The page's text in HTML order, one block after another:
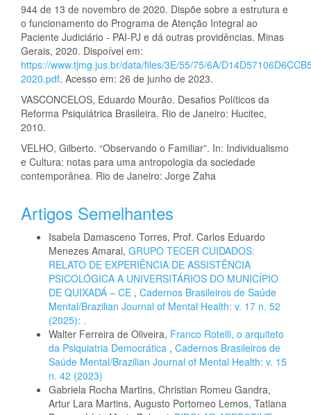
944 de 13 de novembro de 2020. Dispõe sobre a estrutura e
o funcionamento do Programa de Atenção Integral ao
Paciente Judiciário - PAI-PJ e dá outras providências. Minas
Gerais, 2020. Dispoível em:
https://www.tjmg.jus.br/data/files/3E/55/75/6A/
2020.pdf. Acesso em: 26 de junho de 2023.
VASCONCELOS, Eduardo Mourão. Desafios Políticos da
Reforma Psiquiátrica Brasileira. Rio de Janeiro: Hucitec,
2010.
VELHO, Gilberto. “Observando o Familiar”. In: Individualismo
e Cultura: notas para uma antropologia da sociedade
contemporânea. Rio de Janeiro: Jorge Zaha
Artigos Semelhantes
Isabela Damasceno Torres, Prof. Carlos Eduardo
Menezes Amaral, GRUPO TECER CUIDADOS:
RELATO DE EXPERIÊNCIA DE ASSISTÊNCIA
PSICOLÓGICA A UNIVERSITÁRIOS DO MUNICÍPIO
DE QUIXADÁ – CE , Cadernos Brasileiros de Saúde
Mental/Brazilian Journal of Mental Health: v. 17 n. 52
(2025): .
Walter Ferreira de Oliveira, Franco Rotelli, o arquiteto
da Psiquiatria Democrática , Cadernos Brasileiros de
Saúde Mental/Brazilian Journal of Mental Health: v. 15
n. 42 (2023)
Gabriela Rocha Martins, Christian Romeu Gandra,
Artur Lara Martins, Augusto Portomeo Lemos, Tatiana